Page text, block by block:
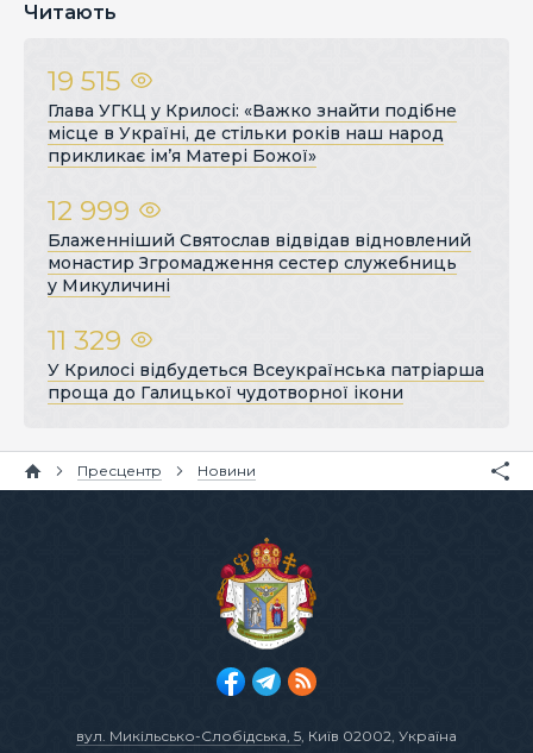
Читають
19 515
Глава УГКЦ у Крилосі: «Важко знайти подібне
місце в Україні, де стільки років наш народ
прикликає ім’я Матері Божої»
12 999
Блаженніший Святослав відвідав відновлений
монастир Згромадження сестер служебниць
у Микуличині
11 329
У Крилосі відбудеться Всеукраїнська патріарша
проща до Галицької чудотворної ікони
Пресцентр Новини
вул. Микільсько-Слобідська, 5, Київ 02002, Україна